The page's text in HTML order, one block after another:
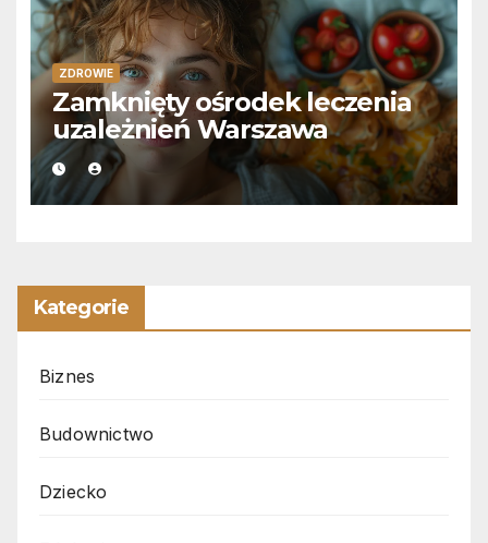
ZDROWIE
Zamknięty ośrodek leczenia
uzależnień Warszawa
Kategorie
Biznes
Budownictwo
Dziecko